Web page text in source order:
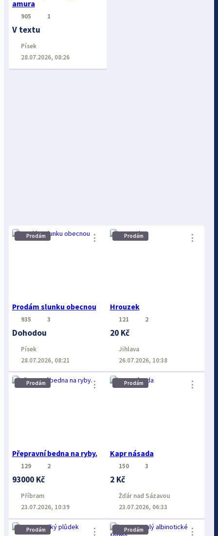
amura
905 1
V textu
Písek
28.07.2026, 08:26
Prodám
Prodám slunku obecnou
⋮
935 3
Dohodou
Písek
28.07.2026, 08:21
Prodám
Hrouzek
⋮
121 2
20 Kč
Jihlava
26.07.2026, 10:38
Prodám
Přepravní bedna na ryby.
⋮
129 2
93000 Kč
Příbram
23.07.2026, 10:39
Prodám
Kapr násada
⋮
150 3
2 Kč
Žďár nad Sázavou
23.07.2026, 06:33
Prodám ⋮ Prodám ⋮